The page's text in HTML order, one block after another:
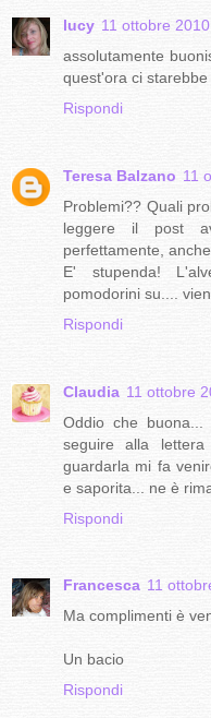
lucy 11 ottobre
assolutamente
quest'ora ci starebbe
Rispondi
Teresa Balzano 11
Problemi?? Quali
leggere il post
perfettamente,
E' stupenda!
pomodorini su....
Rispondi
Claudia 11 ottobre
Oddio che
seguire alla
guardarla mi fa
e saporita... ne è
Rispondi
Francesca 11
Ma complimenti è
Un bacio
Rispondi